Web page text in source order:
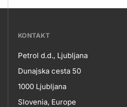
???
skupno.footer-
title???
KONTAKT
Kontakt
Petrol d.d., Ljubljana
Dunajska cesta 50
1000 Ljubljana
Slovenia, Europe